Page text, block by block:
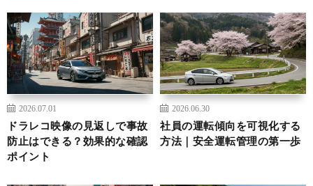
2026.07.01
ドラレコ映像の見返しで事故
防止はできる？効果的な確認
ポイント
2026.06.30
社員の運転傾向を可視化する
方法｜安全運転管理の第一歩